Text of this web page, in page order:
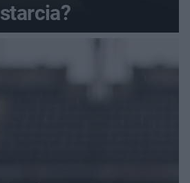
starcia?